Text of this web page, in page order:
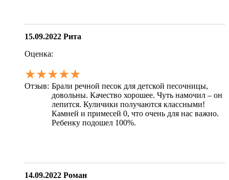
15.09.2022 Рита
Оценка:
★★★★★
Отзыв: Брали речной песок для детской песочницы,
довольны. Качество хорошее. Чуть намочил – он
лепится. Куличики получаются классными!
Камней и примесей 0, что очень для нас важно.
Ребенку подошел 100%.
14.09.2022 Роман